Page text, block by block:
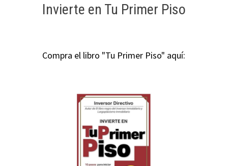
Invierte en Tu Primer Piso
Compra el libro "Tu Primer Piso" aquí: